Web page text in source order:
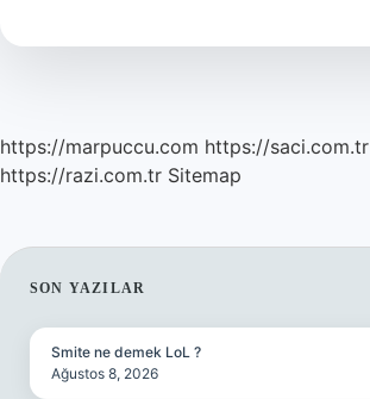
https://marpuccu.com https://saci.com.tr
https://razi.com.tr Sitemap
SIDEBAR
SON YAZILAR
Smite ne demek LoL ?
Ağustos 8, 2026